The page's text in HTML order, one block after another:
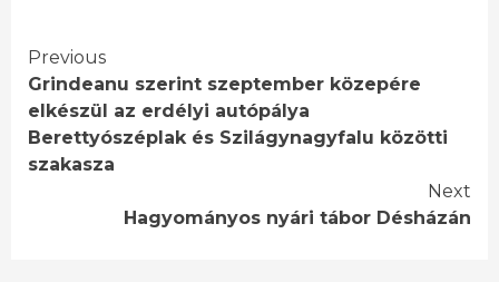
Continue
Reading
Previous
Grindeanu szerint szeptember közepére
elkészül az erdélyi autópálya
Berettyószéplak és Szilágynagyfalu közötti
szakasza
Next
Hagyományos nyári tábor Désházán